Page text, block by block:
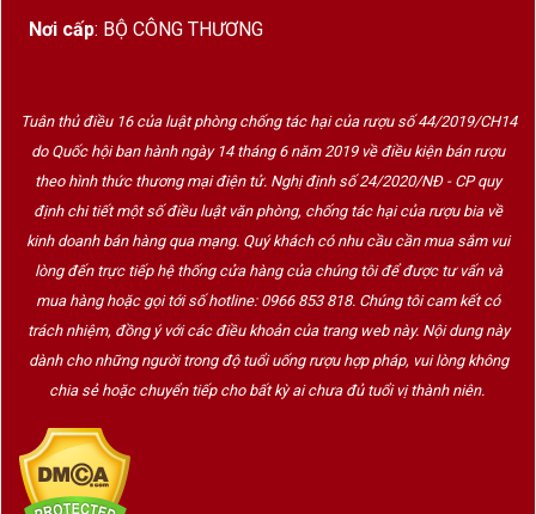
Nơi cấp: BỘ CÔNG THƯƠNG
Tuân thủ điều 16 của luật phòng chống tác hại của rượu số 44/2019/CH14
do Quốc hội ban hành ngày 14 tháng 6 năm 2019 về điều kiện bán rượu
theo hình thức thương mại điện tử. Nghị định số 24/2020/NĐ - CP quy
định chi tiết một số điều luật văn phòng, chống tác hại của rượu bia về
kinh doanh bán hàng qua mạng. Quý khách có nhu cầu cần mua sắm vui
lòng đến trực tiếp hệ thống cửa hàng của chúng tôi để được tư vấn và
mua hàng hoặc gọi tới số hotline: 0966 853 818. Chúng tôi cam kết có
trách nhiệm, đồng ý với các điều khoản của trang web này. Nội dung này
dành cho những người trong độ tuổi uống rượu hợp pháp, vui lòng không
chia sẻ hoặc chuyển tiếp cho bất kỳ ai chưa đủ tuổi vị thành niên.